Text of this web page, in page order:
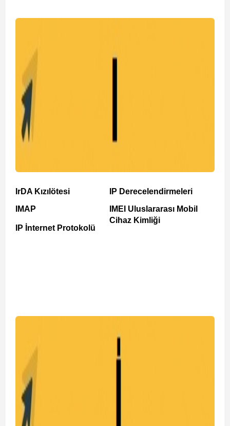
IrDA Kızılötesi
IMAP
IP İnternet Protokolü
IP Derecelendirmeleri
IMEI Uluslararası Mobil
Cihaz Kimliği